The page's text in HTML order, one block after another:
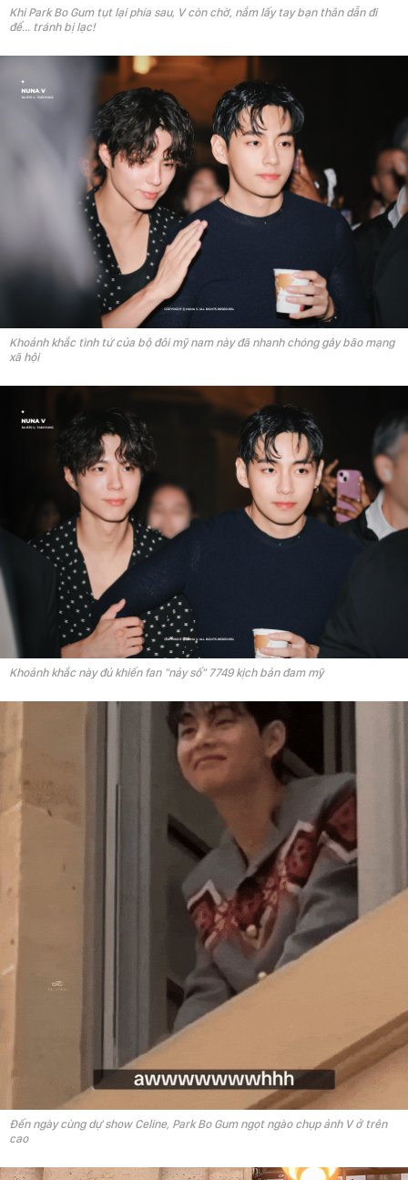
Khi Park Bo Gum tụt lại phía sau, V còn chờ, nắm lấy tay bạn thân dẫn đi
để... tránh bị lạc!
Khoảnh khắc tình tứ của bộ đôi mỹ nam này đã nhanh chóng gây bão mạng
xã hội
Khoảnh khắc này đủ khiến fan "nảy số" 7749 kịch bản đam mỹ
Đến ngày cùng dự show Celine, Park Bo Gum ngọt ngào chụp ảnh V ở trên
cao